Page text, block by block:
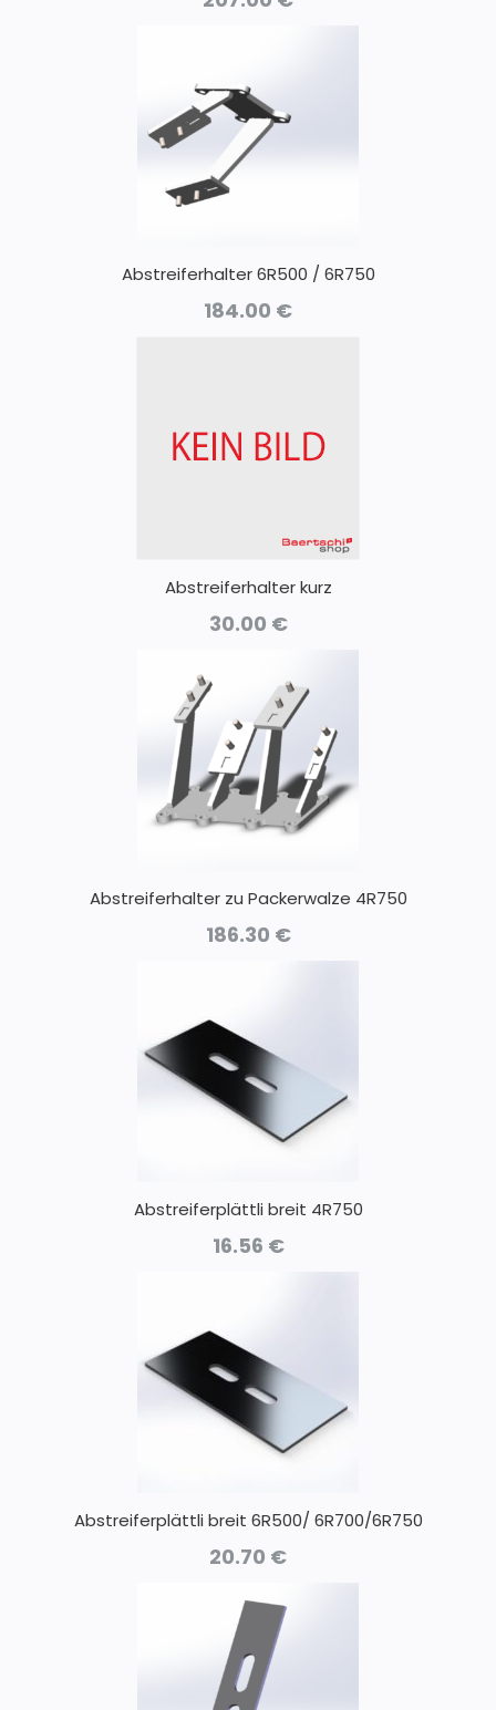
Abstreiferhalter 6R500 / 6R750
184.00 €
Abstreiferhalter kurz
30.00 €
Abstreiferhalter zu Packerwalze 4R750
186.30 €
Abstreiferplättli breit 4R750
16.56 €
Abstreiferplättli breit 6R500/ 6R700/6R750
20.70 €